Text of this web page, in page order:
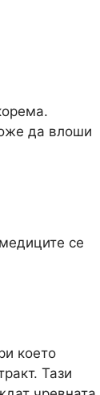
да влоши
се
което
Тази